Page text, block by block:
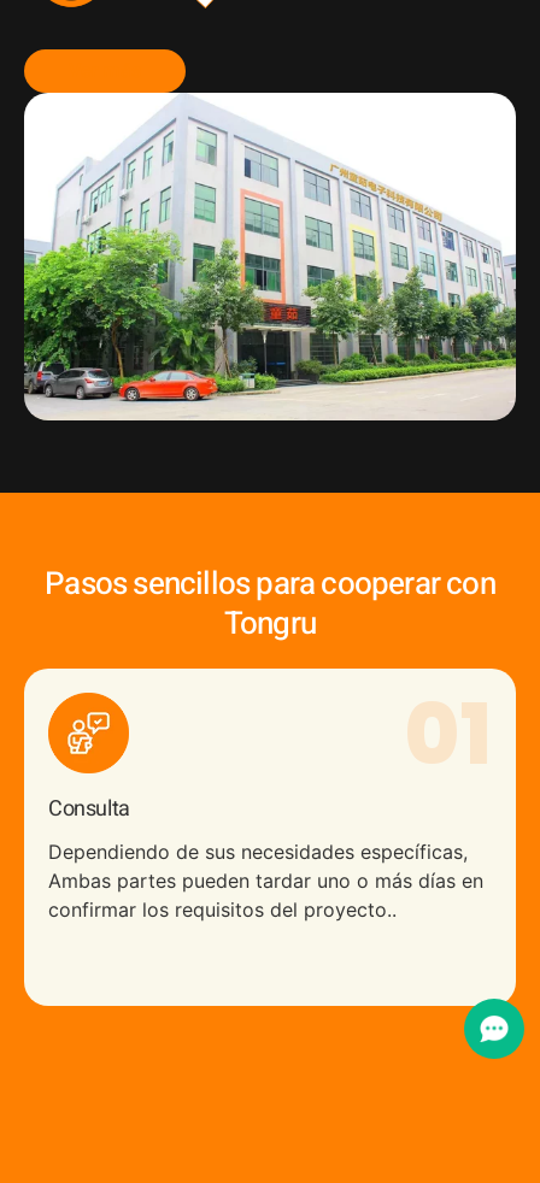
Pasos sencillos para cooperar con
Tongru
01
Consulta
Dependiendo de sus necesidades específicas,
Ambas partes pueden tardar uno o más días en
confirmar los requisitos del proyecto..